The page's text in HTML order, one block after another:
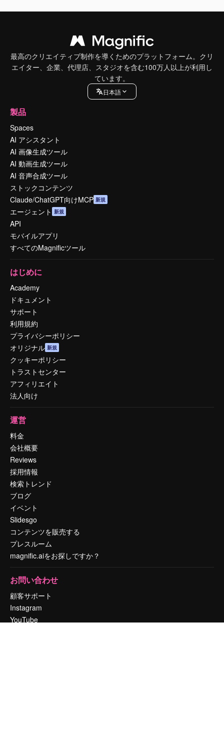
最高のクリエイティブ制作を導くためのプラットフォーム。クリ
エイター、企業、代理店、スタジオを含む100万人以上が利用し
ています。
日本語
製品
Spaces
AI アシスタント
AI 画像生成ツール
AI 動画生成ツール
AI 音声合成ツール
ストックコンテンツ
Claude/ChatGPT向けMCP 新規
エージェント 新規
API
モバイルアプリ
すべてのMagnificツール
はじめに
Academy
ドキュメント
サポート
利用規約
プライバシーポリシー
オリジナル 新規
クッキーポリシー
トラストセンター
アフィリエイト
法人向け
運営
料金
会社概要
Reviews
採用情報
検索トレンド
ブログ
イベント
Slidesgo
コンテンツを販売する
プレスルーム
magnific.aiをお探しですか？
お問い合わせ
顧客サポート
Instagram
YouTube